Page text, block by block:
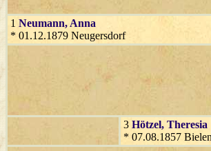
1 Neumann, Anna
* 01.12.1879 Neugersdorf
3 Hötzel, Theresia
* 07.08.1857